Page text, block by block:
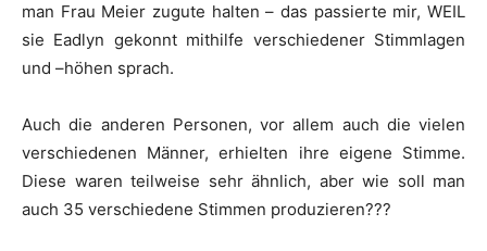
man Frau Meier zugute halten – das passierte mir, WEIL
sie Eadlyn gekonnt mithilfe verschiedener Stimmlagen
und –höhen sprach.
Auch die anderen Personen, vor allem auch die vielen
verschiedenen Männer, erhielten ihre eigene Stimme.
Diese waren teilweise sehr ähnlich, aber wie soll man
auch 35 verschiedene Stimmen produzieren???